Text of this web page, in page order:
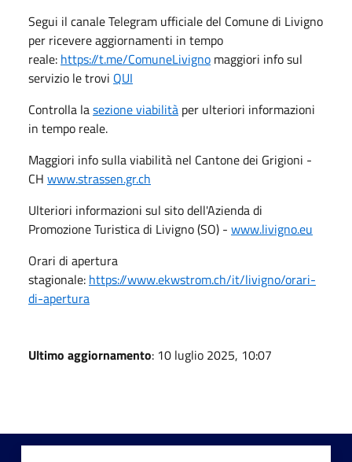
Segui il canale Telegram ufficiale del Comune di Livigno
per ricevere aggiornamenti in tempo
reale: https://t.me/ComuneLivigno maggiori info sul
servizio le trovi QUI
Controlla lasezione viabilità per ulteriori informazioni
in tempo reale.
Maggiori info sulla viabilità nel Cantone dei Grigioni -
CH www.strassen.gr.ch
Ulteriori informazioni sul sito dell'Azienda di
Promozione Turistica di Livigno (SO) - www.livigno.eu
Orari di apertura
stagionale: https://www.ekwstrom.ch/it/livigno/orari-
di-apertura
Ultimo aggiornamento: 10 luglio 2025, 10:07